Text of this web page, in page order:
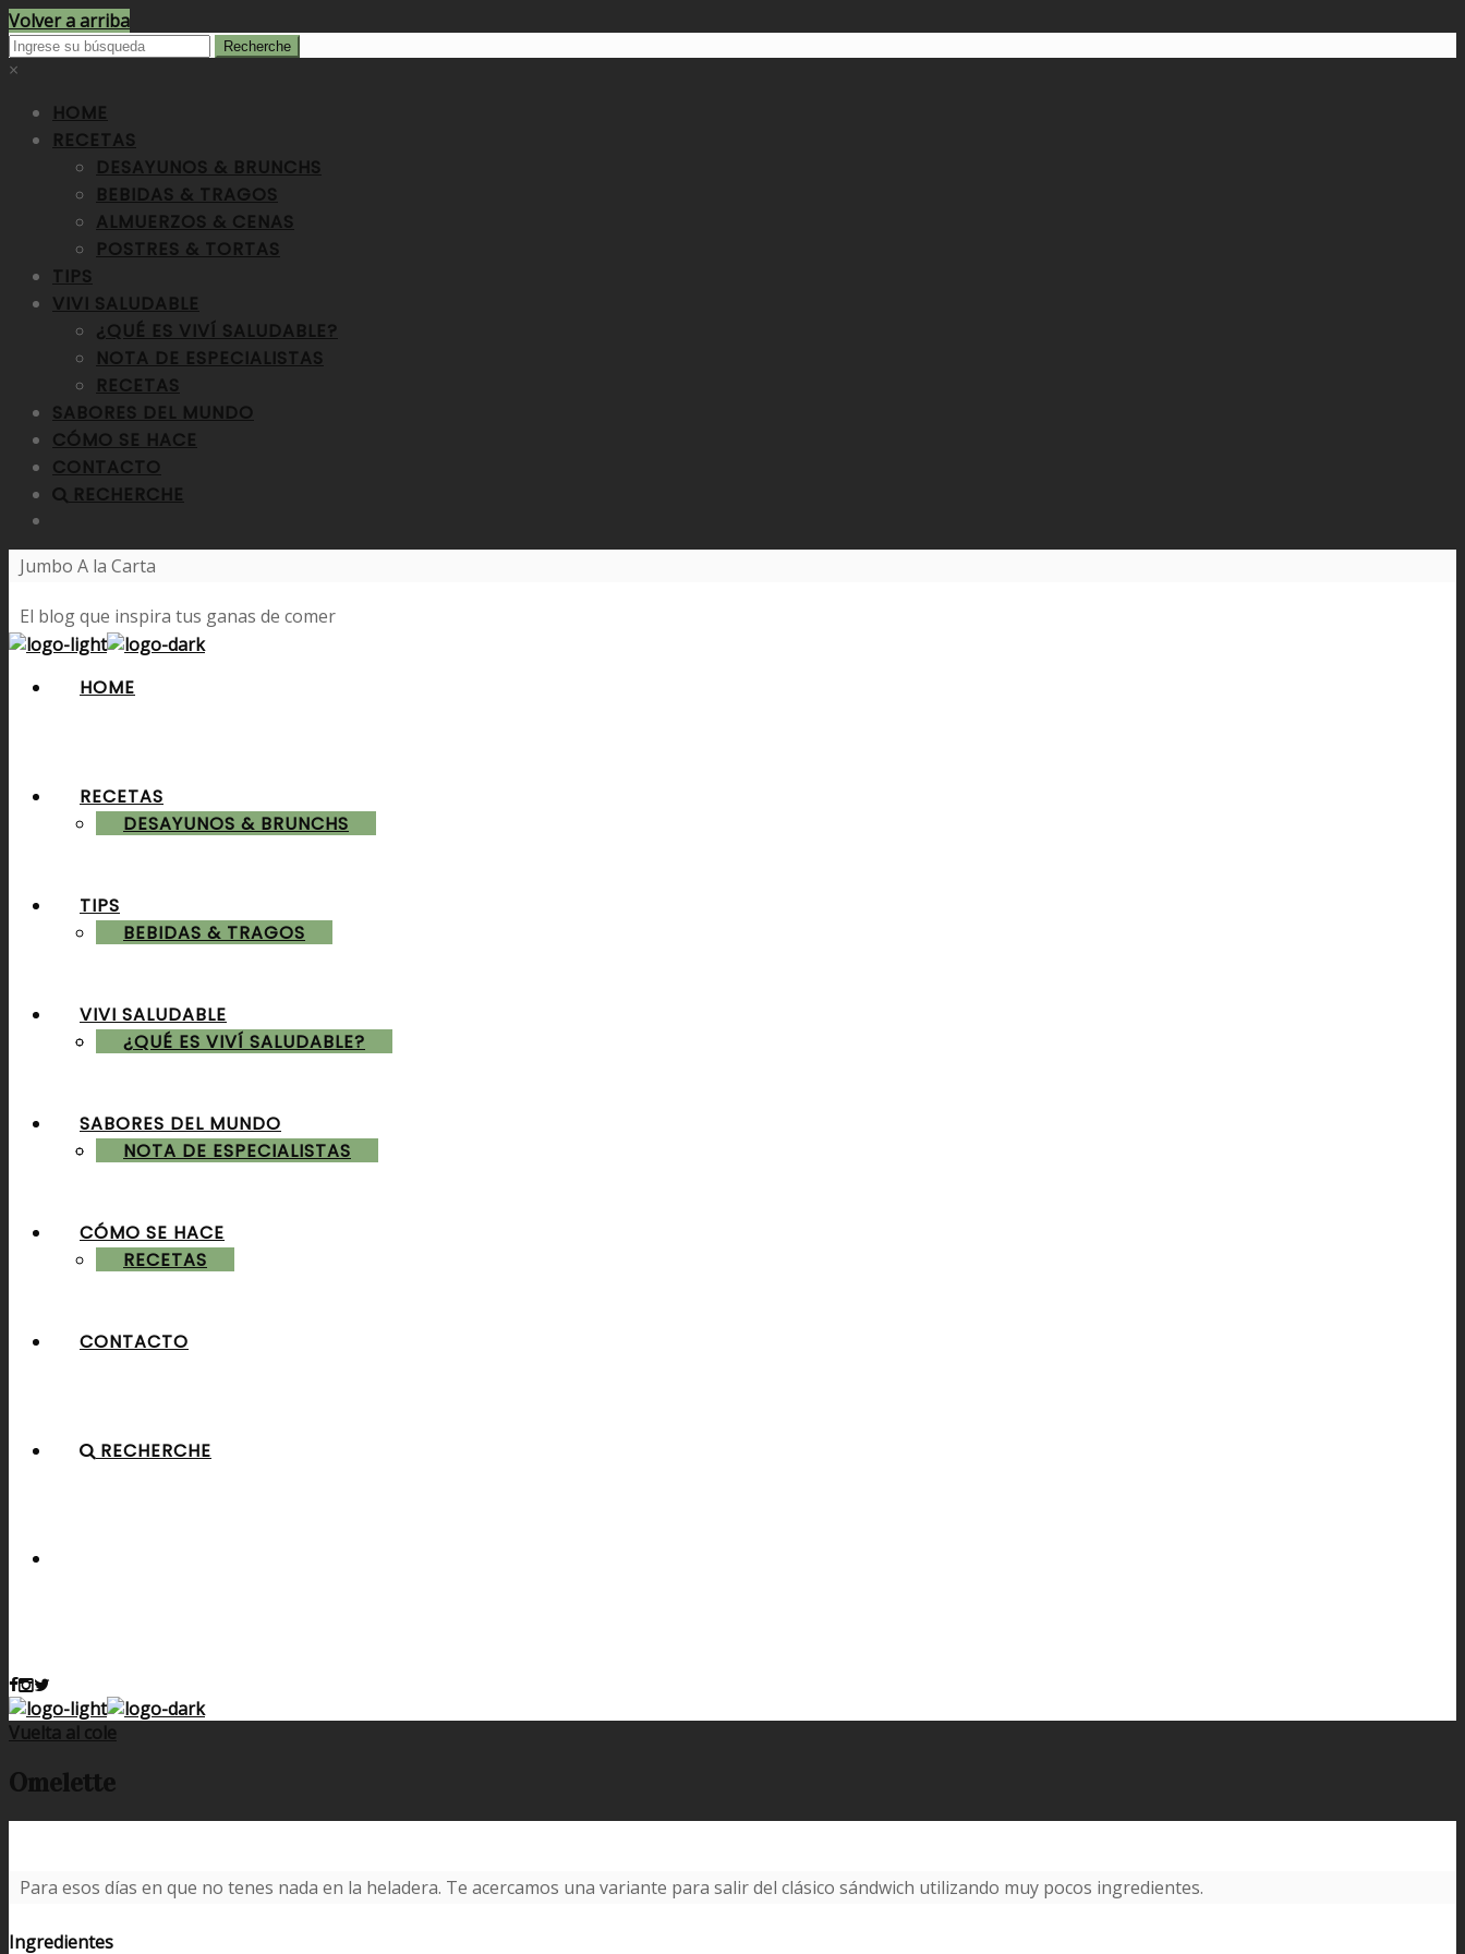
Volver a arriba
×
HOME
RECETAS
DESAYUNOS & BRUNCHS
BEBIDAS & TRAGOS
ALMUERZOS & CENAS
POSTRES & TORTAS
TIPS
VIVI SALUDABLE
¿QUÉ ES VIVÍ SALUDABLE?
NOTA DE ESPECIALISTAS
RECETAS
SABORES DEL MUNDO
CÓMO SE HACE
CONTACTO
RECHERCHE
Jumbo A la Carta
El blog que inspira tus ganas de comer
HOME
RECETAS
DESAYUNOS & BRUNCHS
BEBIDAS & TRAGOS
ALMUERZOS & CENAS
POSTRES & TORTAS
TIPS
VIVI SALUDABLE
¿QUÉ ES VIVÍ SALUDABLE?
NOTA DE ESPECIALISTAS
RECETAS
SABORES DEL MUNDO
CÓMO SE HACE
CONTACTO
RECHERCHE
Vuelta al cole
Omelette
Para esos días en que no tenes nada en la heladera. Te acercamos una variante para salir del clásico sándwich utilizando muy pocos ingredientes.
Ingredientes